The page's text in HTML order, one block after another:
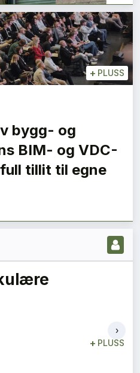
HER
+ PLUSS
bygg- og
BIM- og VDC-
tillit til egne
›